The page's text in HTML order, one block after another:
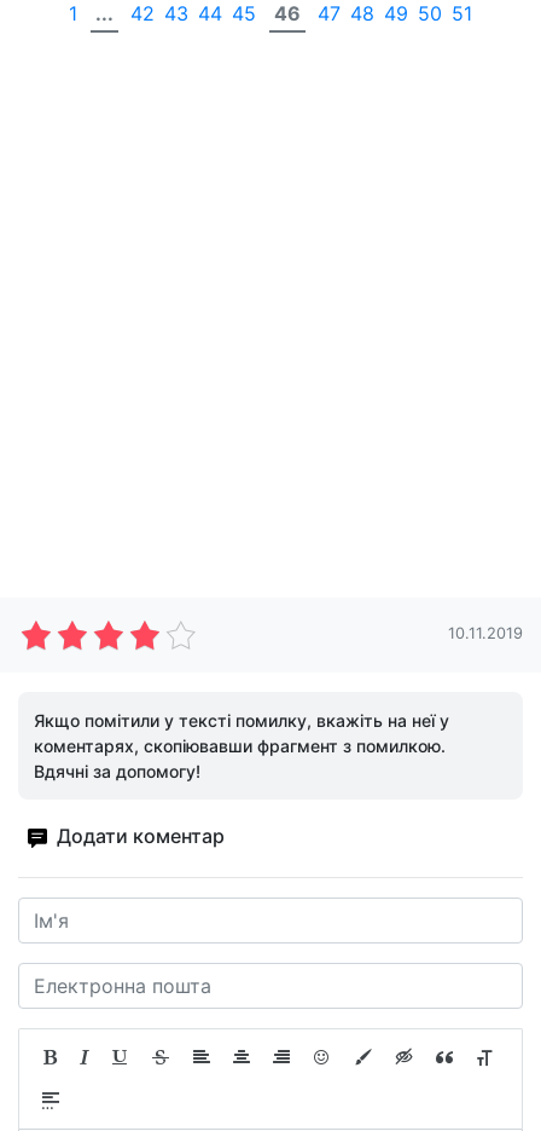
1 ... 42 43 44 45 46 47 48 49 50 51
10.11.2019
Якщо помітили у тексті помилку, вкажіть на неї у
коментарях, скопіювавши фрагмент з помилкою.
Вдячні за допомогу!
Додати коментар